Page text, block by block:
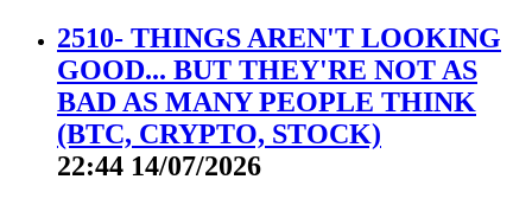
2510- THINGS AREN'T LOOKING
GOOD... BUT THEY'RE NOT AS
BAD AS MANY PEOPLE THINK
(BTC, CRYPTO, STOCK)
22:44 14/07/2026